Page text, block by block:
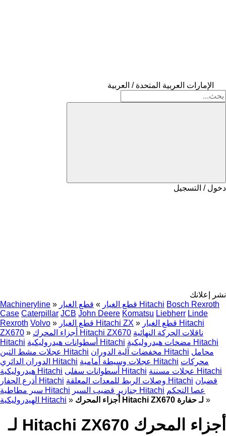
الإمارات العربية المتحدة / العربية
دخول / التسجيل
نشر إعلانك
Machineryline » قطع الغيار » قطع الغيار Hitachi Bosch Rexroth
Case Caterpillar JCB John Deere Komatsu Liebherr Linde
Rexroth Volvo » قطع الغيار Hitachi ZX » قطع الغيار Hitachi
ZX670 » أجزاء المحرك Hitachi ZX670 ناقلات الحركة النهائية
Hitachi
أسطوانات هيدروليكية Hitachi
مضخات هيدروليكية Hitachi
عجلات مشط التبن Hitachi
مخفضات آلية الدوران Hitachi محامل
الدوران الدائري Hitachi
عجلات وسيطة أمامية Hitachi محركات
هيدروليكية Hitachi
أسطوانات سفلى Hitachi
عجلات مسننة Hitachi
أذرع الحفار Hitachi
وصلات الربط للمعدات المعلقة Hitachi قضبان
سير مطاطية Hitachi
جنازير قضيب السير Hitachi عصا التحكم
الهيدروليكية Hitachi » أجزاء المحرك Hitachi ZX670 لـ حفارة »
أجزاء المحرك Hitachi ZX670 لـ